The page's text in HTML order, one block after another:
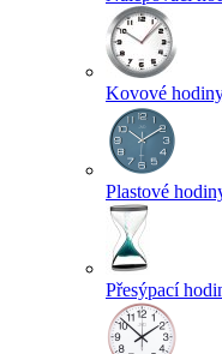
Kovové
Plastové
Přesýpací